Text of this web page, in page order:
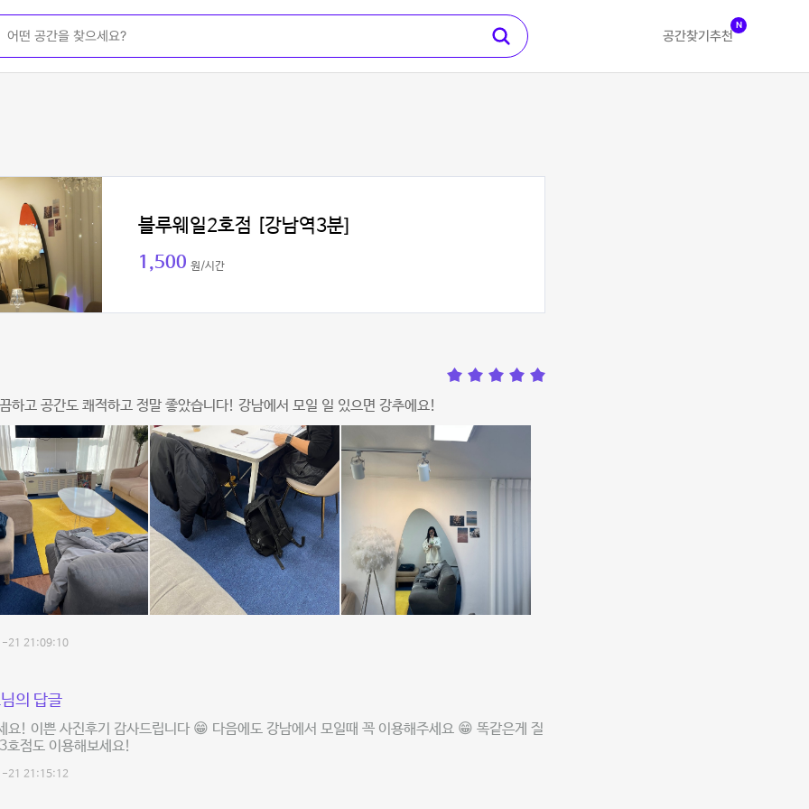
공간찾기 추천
N
블루웨일2호점 [강남역3분]
1,500 원/시간
하고 공간도 쾌적하고 정말 좋았습니다! 강남에서 모일 일 있으면 강추에요!
21 21:09:10
의 답글
요! 이쁜 사진후기 감사드립니다 😁 다음에도 강남에서 모일때 꼭 이용해주세요 😁 똑같은게 질
호점도 이용해보세요!
21 21:15:12